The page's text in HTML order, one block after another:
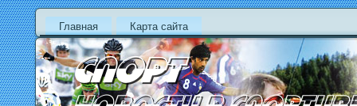
Главная Карта сайта